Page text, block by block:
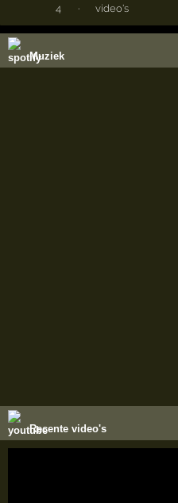
4 · video's
Muziek
Recente video's